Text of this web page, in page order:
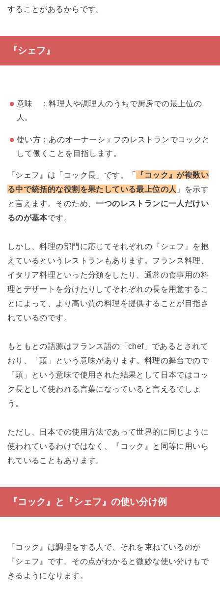
することがあるからです。
『シェフ』
意味 ：料理人や調理人のうちで厨房での最上位の
人。
使い方：あのオーナーシェフのレストランでコックと
して働くことを目指します。
『シェフ』は「コック長」です。「 『コック』が複数い
る中で統括的な役割を果たしている最上位の人 」を示す
と言えます。そのため、一つのレストランに一人だけい
るのが基本です。
しかし、料理の部門に応じてそれぞれの『シェフ』を抱
えているというレストランもあります。フランス料理、
イタリア料理といった分類をしたり、通常の食事用の料
理とデザートを分けたりしてそれぞれの長を用意するこ
とによって、より高い質の料理を提供することが目指さ
れているのです。
もともとの語源はフランス語の「chef」であるとされて
おり、「頭」という意味があります。料理の舞台でので
「頭」という意味で使用された結果として日本ではコッ
ク長として使われる言葉になっていると言えるでしょ
う。
ただし、日本での使用方法であって世界的に同じように
使われているわけではなく、『コック』と同等に用いら
れていることもあります。
『コック』と『シェフ』の使い分け例
『コック』は調理をする人で、それを束ねているのが
『シェフ』です。その点がわかると微妙な使い分けもで
きるようになります。